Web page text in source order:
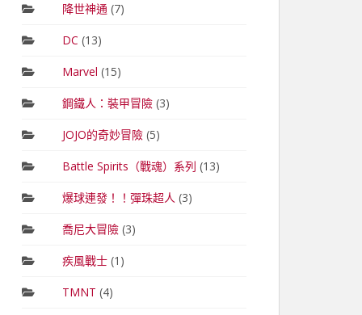
降世神通 (7)
DC (13)
Marvel (15)
鋼鐵人：裝甲冒險(3)
JOJO的奇妙冒險(5)
Battle Spirits（戰魂）系列 (13)
爆球連發！！彈珠超人 (3)
喬尼大冒險(3)
疾風戰士(1)
TMNT (4)